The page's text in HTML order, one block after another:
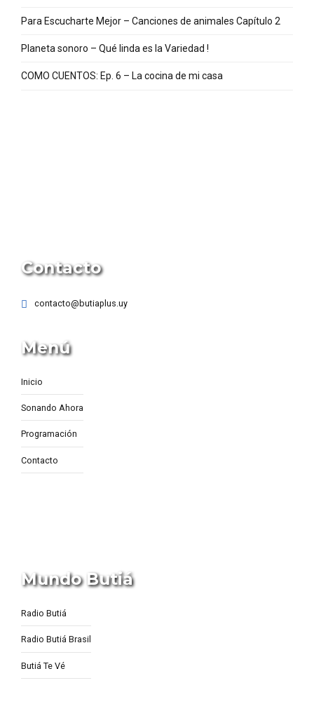
Para Escucharte Mejor – Canciones de animales Capítulo 2
Planeta sonoro – Qué linda es la Variedad !
COMO CUENTOS: Ep. 6 – La cocina de mi casa
Contacto
contacto@butiaplus.uy
Menú
Inicio
Sonando Ahora
Programación
Contacto
Mundo Butiá
Radio Butiá
Radio Butiá Brasil
Butiá Te Vé